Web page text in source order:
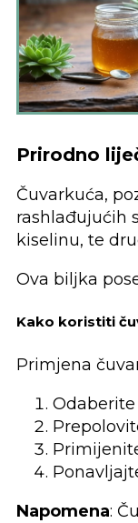
Prirodno
Čuvarkuća,
rashlađujućih
kiselinu, te
Ova biljka
Kako koristiti
Primjena
Odaberite
Napomena: